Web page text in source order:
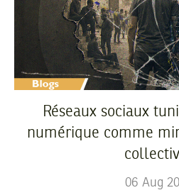
Réseaux sociaux
numérique comme
06 Aug